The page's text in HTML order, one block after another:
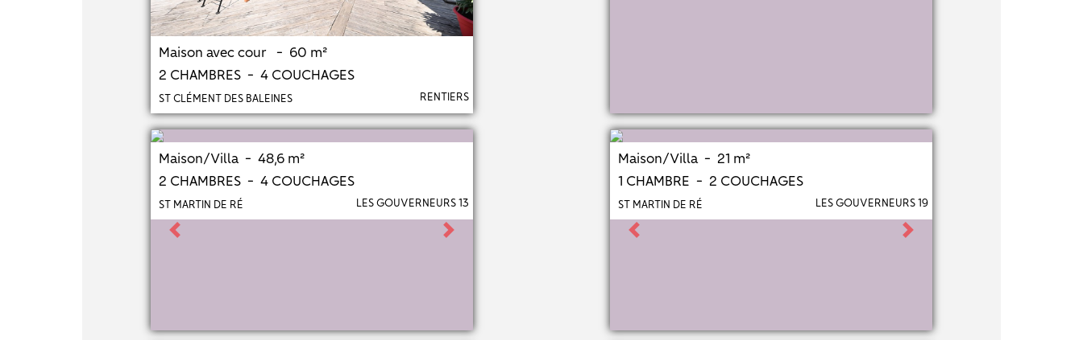
Maison avec cour - 60 m²
2 CHAMBRES - 4 COUCHAGES
ST CLÉMENT DES BALEINES RENTIERS
Maison/Villa - 48,6 m²
2 CHAMBRES - 4 COUCHAGES
ST MARTIN DE RÉ LES GOUVERNEURS 13
Previous Next
Maison/Villa - 21 m²
1 CHAMBRE - 2 COUCHAGES
ST MARTIN DE RÉ LES GOUVERNEURS 19
Previous Next